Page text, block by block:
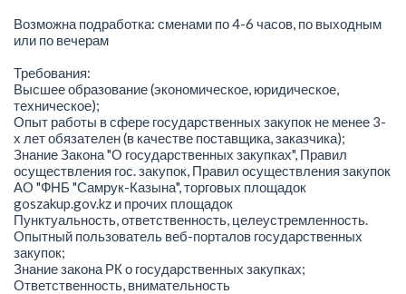
Возможна подработка: сменами по 4-6 часов, по выходным
или по вечерам
Требования:
Высшее образование (экономическое, юридическое,
техническое);
Опыт работы в сфере государственных закупок не менее 3-
х лет обязателен (в качестве поставщика, заказчика);
Знание Закона "О государственных закупках", Правил
осуществления гос. закупок, Правил осуществления закупок
АО "ФНБ "Самрук-Казына", торговых площадок
goszakup.gov.kz и прочих площадок
Пунктуальность, ответственность, целеустремленность.
Опытный пользователь веб-порталов государственных
закупок;
Знание закона РК о государственных закупках;
Ответственность, внимательность